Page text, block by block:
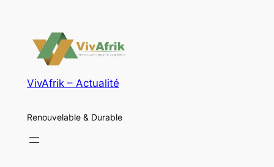
VivAfrik – Actualité
Renouvelable & Durable